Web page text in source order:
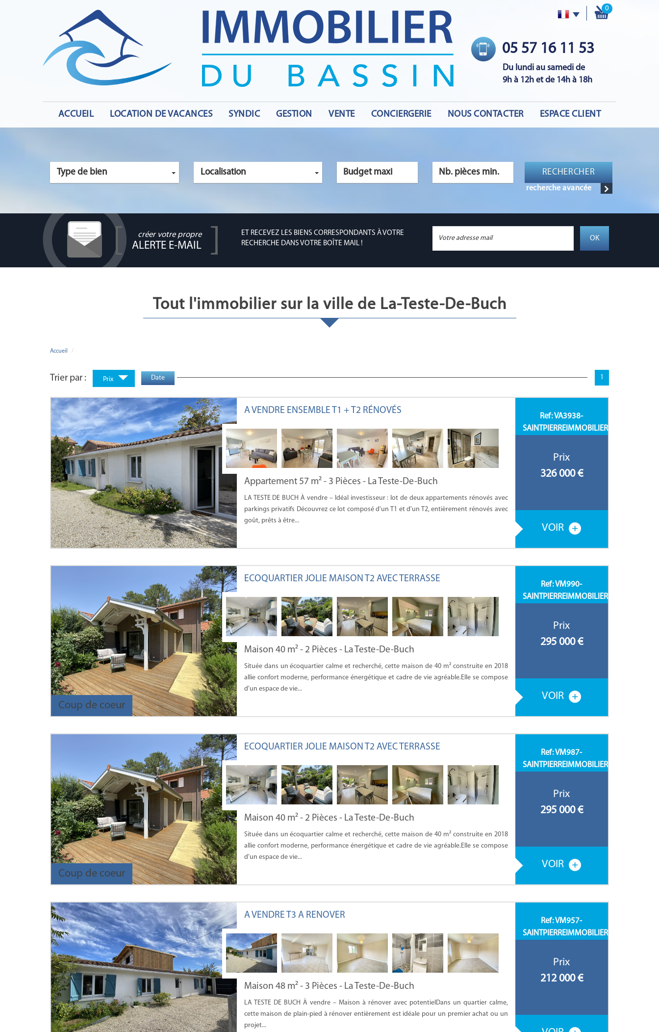
05 57 16 11 53
Du lundi au samedi de
9h à 12h et de 14h à 18h
0
ACCUEIL LOCATION DE VACANCES SYNDIC GESTION VENTE CONCIERGERIE NOUS CONTACTER ESPACE CLIENT
Type de bien Localisation RECHERCHER
recherche avancée
créer votre propre
ALERTE E-MAIL
ET RECEVEZ LES BIENS CORRESPONDANTS À VOTRE
RECHERCHE DANS VOTRE BOÎTE MAIL !
OK
Tout l'immobilier sur la ville de La-Teste-De-Buch
Accueil
Trier par : Prix Date 1
A VENDRE ENSEMBLE T1 + T2 RÉNOVÉS
Appartement 57 m² - 3 Pièces - La Teste-De-Buch
LA TESTE DE BUCH À vendre – Idéal investisseur : lot de deux appartements rénovés avec
parkings privatifs Découvrez ce lot composé d'un T1 et d'un T2, entièrement rénovés avec
goût, prêts à être...
Ref: VA3938-
SAINTPIERREIMMOBILIER
Prix
326 000 €
VOIR
Coup de coeur
ECOQUARTIER JOLIE MAISON T2 AVEC TERRASSE
Maison 40 m² - 2 Pièces - La Teste-De-Buch
Située dans un écoquartier calme et recherché, cette maison de 40 m² construite en 2018
allie confort moderne, performance énergétique et cadre de vie agréable.Elle se compose
d'un espace de vie...
Ref: VM990-
SAINTPIERREIMMOBILIER
Prix
295 000 €
VOIR
Coup de coeur
ECOQUARTIER JOLIE MAISON T2 AVEC TERRASSE
Maison 40 m² - 2 Pièces - La Teste-De-Buch
Située dans un écoquartier calme et recherché, cette maison de 40 m² construite en 2018
allie confort moderne, performance énergétique et cadre de vie agréable.Elle se compose
d'un espace de vie...
Ref: VM987-
SAINTPIERREIMMOBILIER
Prix
295 000 €
VOIR
A VENDRE T3 A RENOVER
Maison 48 m² - 3 Pièces - La Teste-De-Buch
LA TESTE DE BUCH À vendre – Maison à rénover avec potentielDans un quartier calme,
cette maison de plain-pied à rénover entièrement est idéale pour un premier achat ou un
projet...
Ref: VM957-
SAINTPIERREIMMOBILIER
Prix
212 000 €